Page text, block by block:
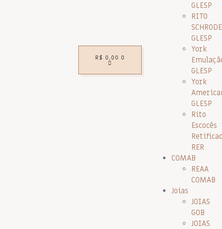
R$ 0,00 0
GLESP
RITO
GLESP
York
GLESP
York
GLESP
Rito
Escocês
RER
COMAB
REAA
COMAB
Joias
JOIAS
GOB
JOIAS